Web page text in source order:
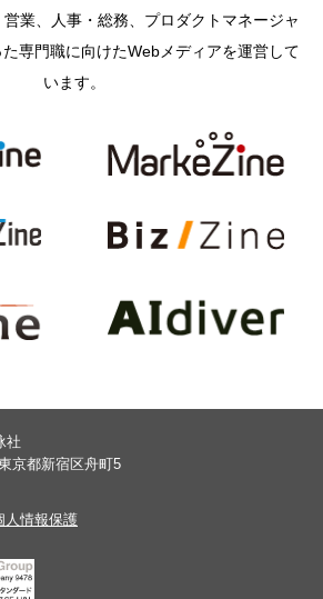
業、人事・総務、プロダクトマネージャ
専門職に向けたWebメディアを運営して
います。
社
京都新宿区舟町5
人情報保護